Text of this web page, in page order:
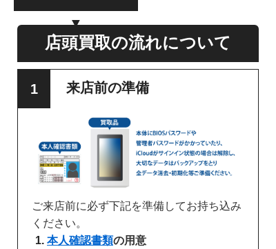
店頭買取の流れについて
来店前の準備
ご来店前に必ず下記を準備してお持ち込み
ください。
本人確認書類の用意